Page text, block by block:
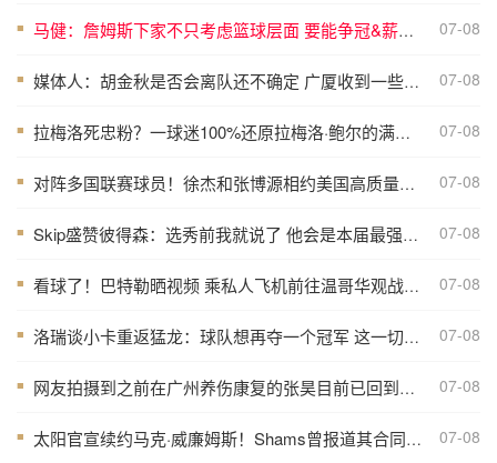
■ 马健：詹姆斯下家不只考虑篮球层面 要能争冠&薪资合适&跟老板熟 07-08
■ 媒体人：胡金秋是否会离队还不确定 广厦收到一些报价 且金额不低 07-08
■ 拉梅洛死忠粉？一球迷100%还原拉梅洛·鲍尔的满背纹身 07-08
■ 对阵多国联赛球员！徐杰和张博源相约美国高质量野球局 07-08
■ Skip盛赞彼得森：选秀前我就说了 他会是本届最强球员 07-08
■ 看球了！巴特勒晒视频 乘私人飞机前往温哥华观战哥伦比亚VS瑞士 07-08
■ 洛瑞谈小卡重返猛龙：球队想再夺一个冠军 这一切都将从小卡开始 07-08
■ 网友拍摄到之前在广州养伤康复的张昊目前已回到广东宏远俱乐部 07-08
■ 太阳官宣续约马克·威廉姆斯！Shams曾报道其合同为3年3800万美元 07-08